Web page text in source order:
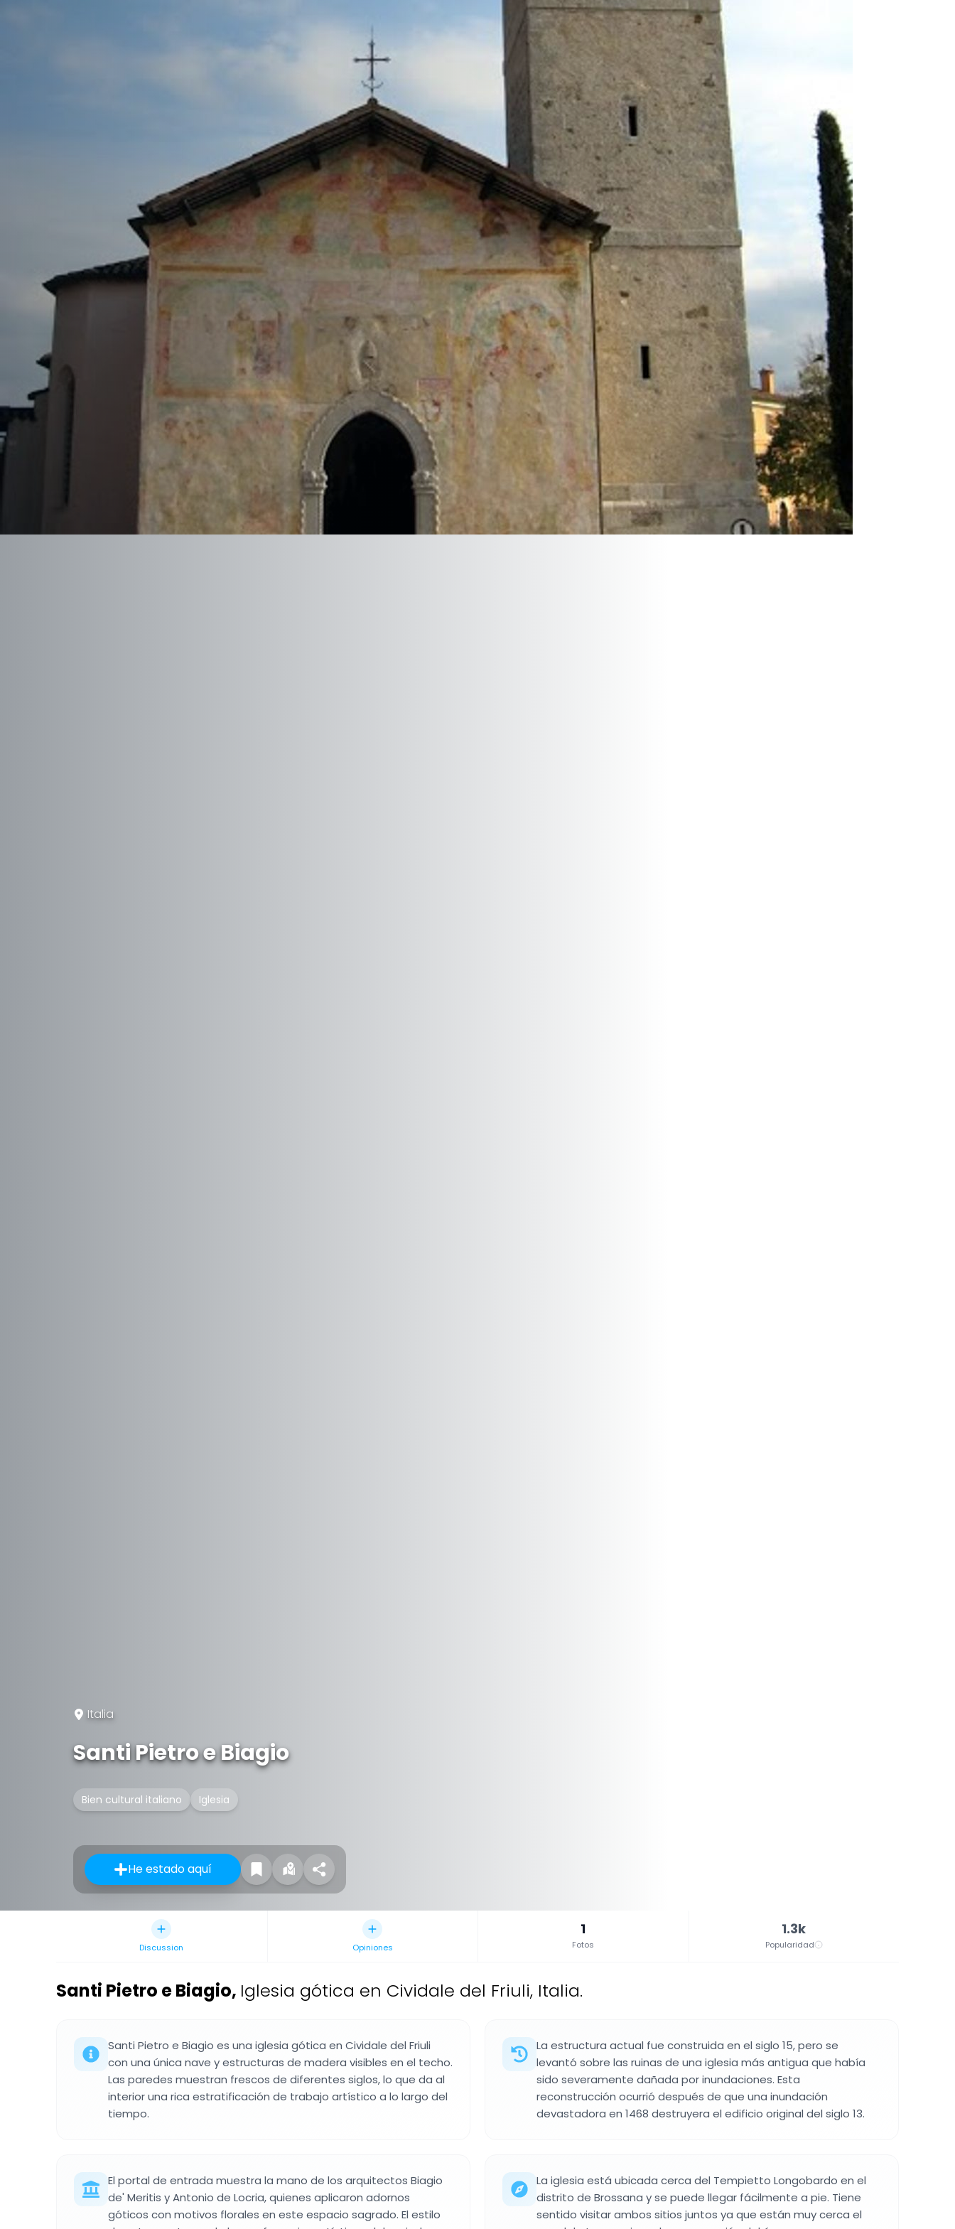
Italia
Santi Pietro e Biagio
Bien cultural italiano Iglesia
He estado aquí
Discussion Opiniones
1
Fotos
1.3k
Popularidad
Santi Pietro e Biagio, Iglesia gótica en Cividale del Friuli, Italia.
Santi Pietro e Biagio es una iglesia gótica en Cividale del Friuli
con una única nave y estructuras de madera visibles en el techo.
Las paredes muestran frescos de diferentes siglos, lo que da al
interior una rica estratificación de trabajo artístico a lo largo del
tiempo.
La estructura actual fue construida en el siglo 15, pero se
levantó sobre las ruinas de una iglesia más antigua que había
sido severamente dañada por inundaciones. Esta
reconstrucción ocurrió después de que una inundación
devastadora en 1468 destruyera el edificio original del siglo 13.
El portal de entrada muestra la mano de los arquitectos Biagio
de' Meritis y Antonio de Locria, quienes aplicaron adornos
góticos con motivos florales en este espacio sagrado. El estilo
La iglesia está ubicada cerca del Tempietto Longobardo en el
distrito de Brossana y se puede llegar fácilmente a pie. Tiene
sentido visitar ambos sitios juntos ya que están muy cerca el